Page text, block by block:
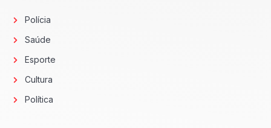
Polícia
Saúde
Esporte
Cultura
Política